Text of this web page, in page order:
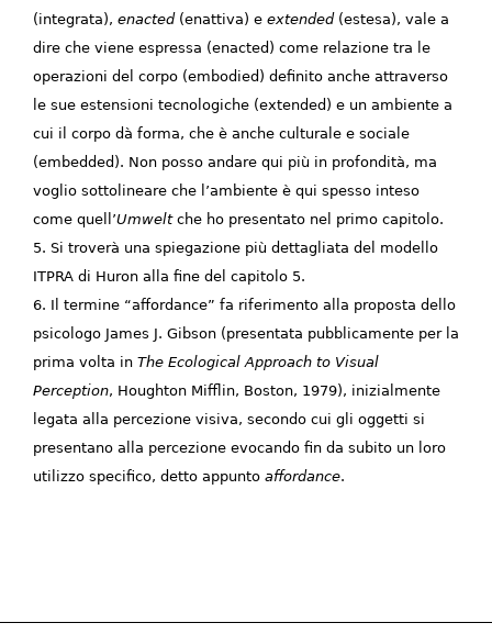
(integrata), enacted (enattiva) e extended (estesa), vale a
dire che viene espressa (enacted) come relazione tra le
operazioni del corpo (embodied) definito anche attraverso
le sue estensioni tecnologiche (extended) e un ambiente a
cui il corpo dà forma, che è anche culturale e sociale
(embedded). Non posso andare qui più in profondità, ma
voglio sottolineare che l’ambiente è qui spesso inteso
come quell’Umweltche ho presentato nel primo capitolo.
5. Si troverà una spiegazione più dettagliata del modello
ITPRA di Huron alla fine del capitolo 5.
6. Il termine “affordance” fa riferimento alla proposta dello
psicologo James J. Gibson (presentata pubblicamente per la
prima volta in The Ecological Approach to Visual
Perception, Houghton Mifflin, Boston, 1979), inizialmente
legata alla percezione visiva, secondo cui gli oggetti si
presentano alla percezione evocando fin da subito un loro
utilizzo specifico, detto appunto affordance.